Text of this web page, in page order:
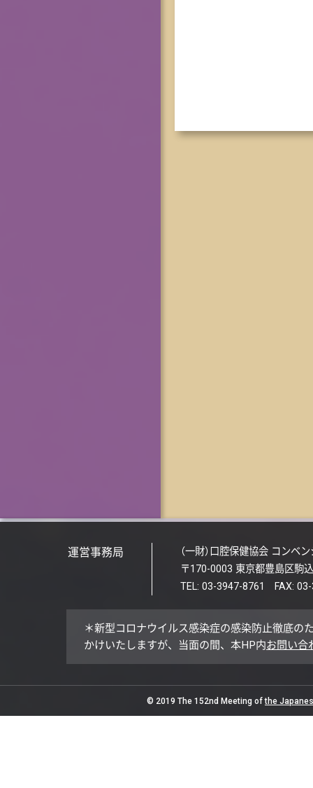
運営事務局
（一財）口腔保健協会 コンベ
〒170-0003 東京都豊島区駒
TEL: 03-3947-8761 FAX:
＊新型コロナウイルス感染症の感染防止徹底の
かけいたしますが、当面の間、本HP内お問い合
© 2019 The 152nd Meeting ofthe